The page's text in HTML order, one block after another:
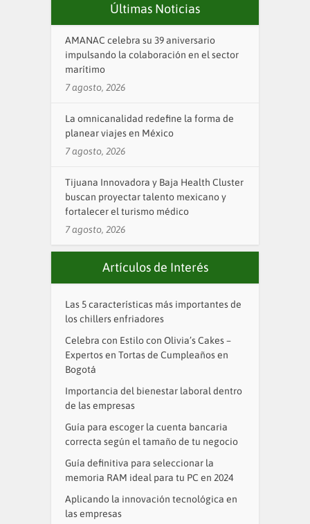
Últimas Noticias
AMANAC celebra su 39 aniversario
impulsando la colaboración en el sector
marítimo
7 agosto, 2026
La omnicanalidad redefine la forma de
planear viajes en México
7 agosto, 2026
Tijuana Innovadora y Baja Health Cluster
buscan proyectar talento mexicano y
fortalecer el turismo médico
7 agosto, 2026
Artículos de Interés
Las 5 características más importantes de
los chillers enfriadores
Celebra con Estilo con Olivia’s Cakes –
Expertos en Tortas de Cumpleaños en
Bogotá
Importancia del bienestar laboral dentro
de las empresas
Guía para escoger la cuenta bancaria
correcta según el tamaño de tu negocio
Guía definitiva para seleccionar la
memoria RAM ideal para tu PC en 2024
Aplicando la innovación tecnológica en
las empresas